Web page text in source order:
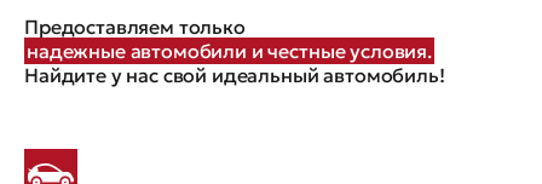
Предоставляем только
надежные автомобили и честные условия.
Найдите у нас свой идеальный автомобиль!